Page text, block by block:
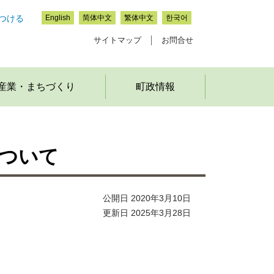
ける English 简体中文 繁体中文 한국어
サイトマップ お問合せ
業・まちづくり 町政情報
いて
公開日 2020年3月10日
更新日 2025年3月28日